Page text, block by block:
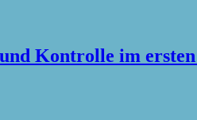
Kontrolle im